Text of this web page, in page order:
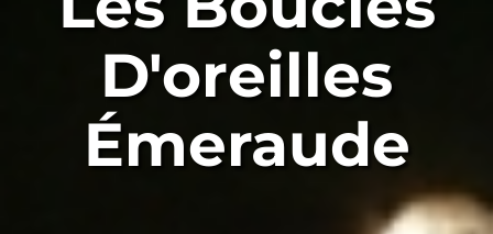
D'oreilles
Émeraude